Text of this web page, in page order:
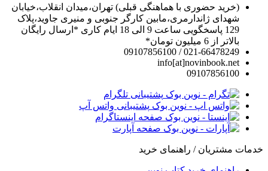
(خرید حضوری با هماهنگی قبلی) تهران،میدان انقلاب،خیابان
شهدای ژاندارمری،مابین کارگر جنوبی و منیری جاوید،پلاک
129 پاسخگویی ساعت 9 الی 18 ایام کاری *ارسال رایگان
بالاتر از 6 میلیون تومان*
021-66478249 / 09107856100
info[at]novinbook.net
09107856100
پشتیبانی تلگرام
پشتیبانی واتس آپ
صفحه اینستاگرام
صفحه آپارت
خدمات مشتریان / راهنمای خرید